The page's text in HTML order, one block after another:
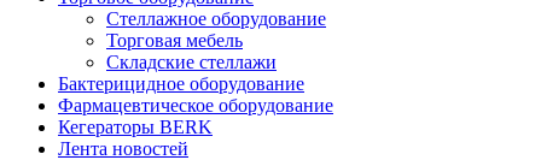
Стеллажное оборудование
Торговая мебель
Складские стеллажи
Бактерицидное оборудование
Фармацевтическое оборудование
Кегераторы BERK
Лента новостей